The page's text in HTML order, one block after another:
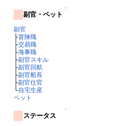
↑
副官・ペット
副官
├冒険職
├交易職
├海事職
├副官スキル
├副官回航
├副官船長
├副官仕官
└自宅生産
ペット
↑
ステータス